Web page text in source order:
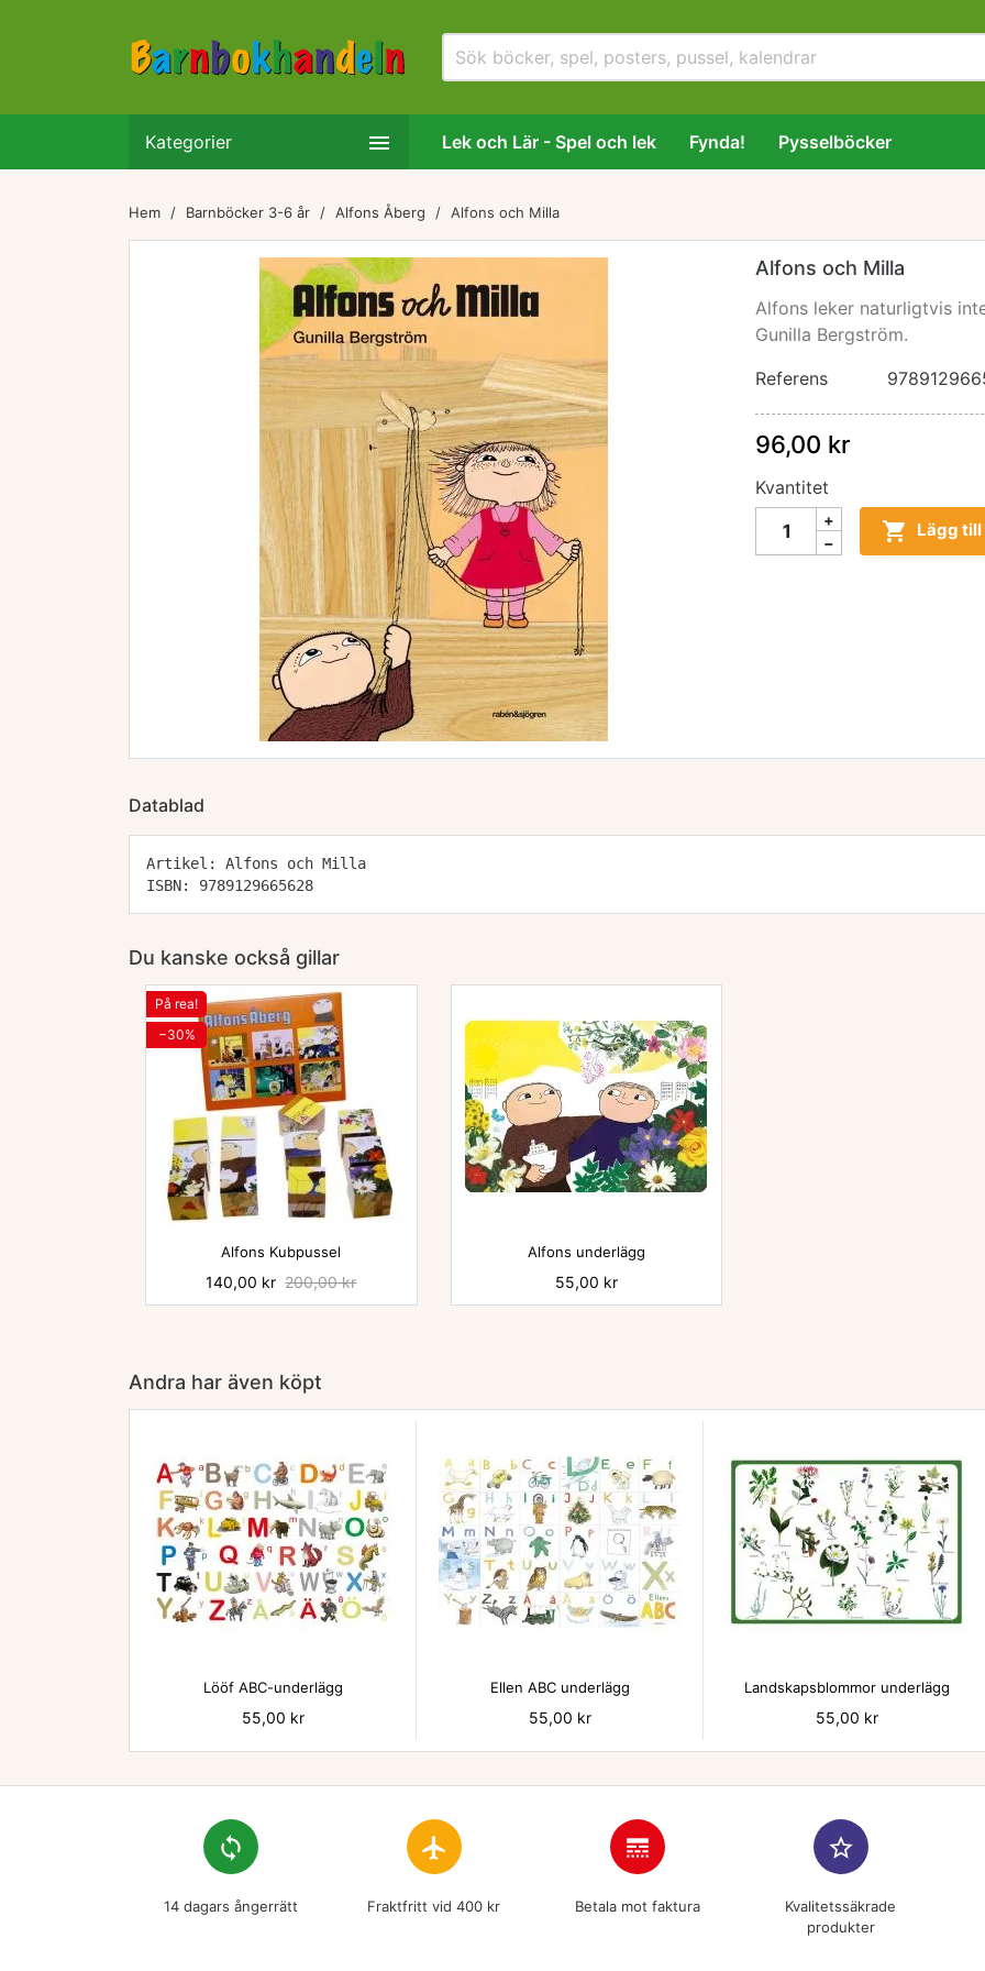
Kategorier  Lek och Lär - Spel och lek Fynda! Pysselböcker
Hem Barnböcker 3-6 år Alfons Åberg Alfons och Milla
Alfons och Milla
Alfons leker naturligtvis
Gunilla Bergström.
Referens
96,00 kr
Kvantitet
 Lägg
Datablad
Artikel: Alfons och Milla
ISBN: 9789129665628
Du kanske också gillar
På rea!
−30%

Alfons Kubpussel
Pris
140,00 kr Baspris
200,00 kr
Alfons underlägg
Pris
55,00 kr
Andra har även köpt

Lööf ABC-underlägg
Pris
55,00 kr

Ellen ABC underlägg
Pris
55,00 kr
Landskapsblommor underlägg
Pris
55,00 kr
loop
14 dagars ångerrätt
flight
Fraktfritt vid 400 kr
line_style
Betala mot faktura
star_border
Kvalitetssäkrade
produkter